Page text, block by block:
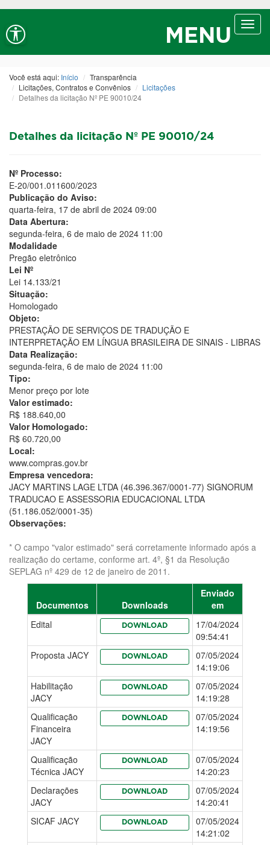
Ir ao conteúdo Alt+1 Ir ao menu Alt+2 Ir à busca Alt+3
A-Diminuir fonte MENU
Você está aqui: Início
Transparência
Licitações, Contratos e Convênios
Licitações
Detalhes da licitação Nº PE 90010/24
Detalhes da licitação Nº PE 90010/24
Nº Processo:
E-20/001.011600/2023
Publicação do Aviso:
quarta-feira, 17 de abril de 2024 09:00
Data Abertura:
segunda-feira, 6 de maio de 2024 11:00
Modalidade
Pregão eletrônico
Lei Nº
Lei 14.133/21
Situação:
Homologado
Objeto:
PRESTAÇÃO DE SERVIÇOS DE TRADUÇÃO E
INTERPRETAÇÃO EM LÍNGUA BRASILEIRA DE SINAIS - LIBRAS
Data Realização:
segunda-feira, 6 de maio de 2024 11:00
Tipo:
Menor preço por lote
Valor estimado:
R$ 188.640,00
Valor Homologado:
R$ 60.720,00
Local:
www.compras.gov.br
Empresa vencedora:
JACY MARTINS LAGE LTDA (46.396.367/0001-77) SIGNORUM
TRADUCAO E ASSESSORIA EDUCACIONAL LTDA
(51.186.052/0001-35)
Observações:
* O campo "valor estimado" será corretamente informado após a
realização do certame, conforme art. 4º, §1 da Resolução
SEPLAG nº 429 de 12 de janeiro de 2011.
Documentos Downloads
Enviado
em
Edital
DOWNLOAD
17/04/2024
09:54:41
Proposta JACY
DOWNLOAD
07/05/2024
14:19:06
Habilitação
JACY
DOWNLOAD
07/05/2024
14:19:28
Qualificação
Financeira
JACY
DOWNLOAD
07/05/2024
14:19:56
Qualificação
Técnica JACY
DOWNLOAD
07/05/2024
14:20:23
Declarações
JACY
DOWNLOAD
07/05/2024
14:20:41
SICAF JACY
DOWNLOAD
07/05/2024
14:21:02